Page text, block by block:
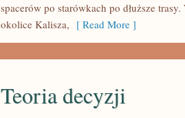
spacerów po starówkach po dłuższe
okolice Kalisza, [ Read More ]
Teoria decyzji